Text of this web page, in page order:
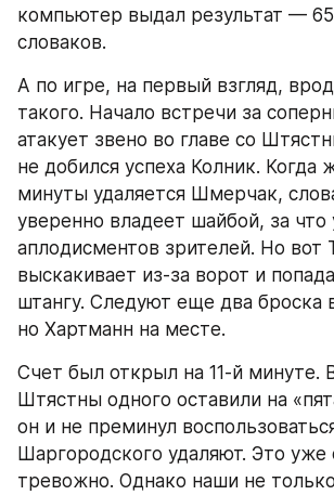
компьютер выдал результат —
словаков.
А по игре, на первый взгляд,
такого. Начало встречи за
атакует звено во главе со
не добился успеха Колник. Когда
минуты удаляется Шмерчак,
уверенно владеет шайбой, за что
аплодисментов зрителей. Но вот
выскакивает из-за ворот и
штангу. Следуют еще два броска
но Хартманн на месте.
Счет был открыл на 11-й минуте.
Штястны одного оставили на
он и не преминул
Шаргородского удаляют. Это уже
тревожно. Однако наши не